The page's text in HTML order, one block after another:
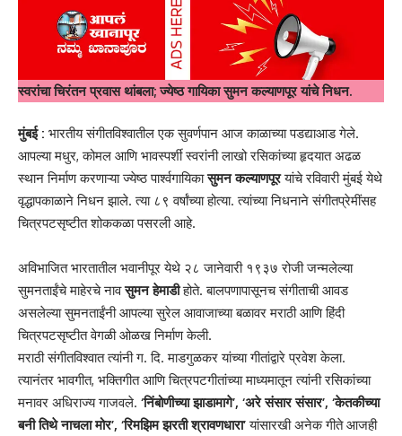
स्वरांचा चिरंतन प्रवास थांबला; ज्येष्ठ गायिका सुमन कल्याणपूर यांचे निधन.
मुंबई : भारतीय संगीतविश्वातील एक सुवर्णपान आज काळाच्या पडद्याआड गेले.
आपल्या मधुर, कोमल आणि भावस्पर्शी स्वरांनी लाखो रसिकांच्या हृदयात अढळ
स्थान निर्माण करणाऱ्या ज्येष्ठ पार्श्वगायिकासुमन कल्याणपूरयांचे रविवारी मुंबई येथे
वृद्धापकाळाने निधन झाले. त्या ८९ वर्षांच्या होत्या. त्यांच्या निधनाने संगीतप्रेमींसह
चित्रपटसृष्टीत शोककळा पसरली आहे.
अविभाजित भारतातील भवानीपूर येथे २८ जानेवारी १९३७ रोजी जन्मलेल्या
सुमनताईंचे माहेरचे नावसुमन हेमाडीहोते. बालपणापासूनच संगीताची आवड
असलेल्या सुमनताईंनी आपल्या सुरेल आवाजाच्या बळावर मराठी आणि हिंदी
चित्रपटसृष्टीत वेगळी ओळख निर्माण केली.
मराठी संगीतविश्वात त्यांनी ग. दि. माडगुळकर यांच्या गीतांद्वारे प्रवेश केला.
त्यानंतर भावगीत, भक्तिगीत आणि चित्रपटगीतांच्या माध्यमातून त्यांनी रसिकांच्या
मनावर अधिराज्य गाजवले. ‘निंबोणीच्या झाडामागे’, ‘अरे संसार संसार’, ‘केतकीच्या
बनी तिथे नाचला मोर’, ‘रिमझिम झरती श्रावणधारा’यांसारखी अनेक गीते आजही